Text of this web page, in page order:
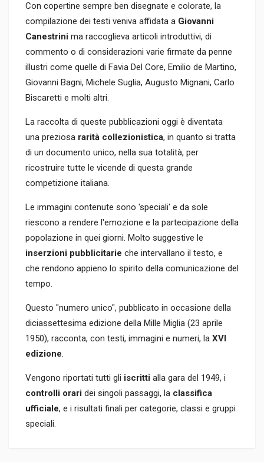
Con copertine sempre ben disegnate e colorate, la
compilazione dei testi veniva affidata a Giovanni
Canestrini ma raccoglieva articoli introduttivi, di
commento o di considerazioni varie firmate da penne
illustri come quelle di Favia Del Core, Emilio de Martino,
Giovanni Bagni, Michele Suglia, Augusto Mignani, Carlo
Biscaretti e molti altri.
La raccolta di queste pubblicazioni oggi è diventata
una preziosa rarità collezionistica, in quanto si tratta
di un documento unico, nella sua totalità, per
ricostruire tutte le vicende di questa grande
competizione italiana.
Le immagini contenute sono 'speciali' e da sole
riescono a rendere l'emozione e la partecipazione della
popolazione in quei giorni. Molto suggestive le
inserzioni pubblicitarie che intervallano il testo, e
che rendono appieno lo spirito della comunicazione del
tempo.
Questo "numero unico", pubblicato in occasione della
diciassettesima edizione della Mille Miglia (23 aprile
1950), racconta, con testi, immagini e numeri, la XVI
edizione.
Vengono riportati tutti gli iscritti alla gara del 1949, i
controlli orari dei singoli passaggi, la classifica
ufficiale, e i risultati finali per categorie, classi e gruppi
speciali.